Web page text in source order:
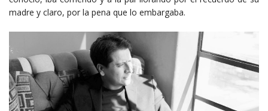
madre y claro, por la pena que lo embargaba.